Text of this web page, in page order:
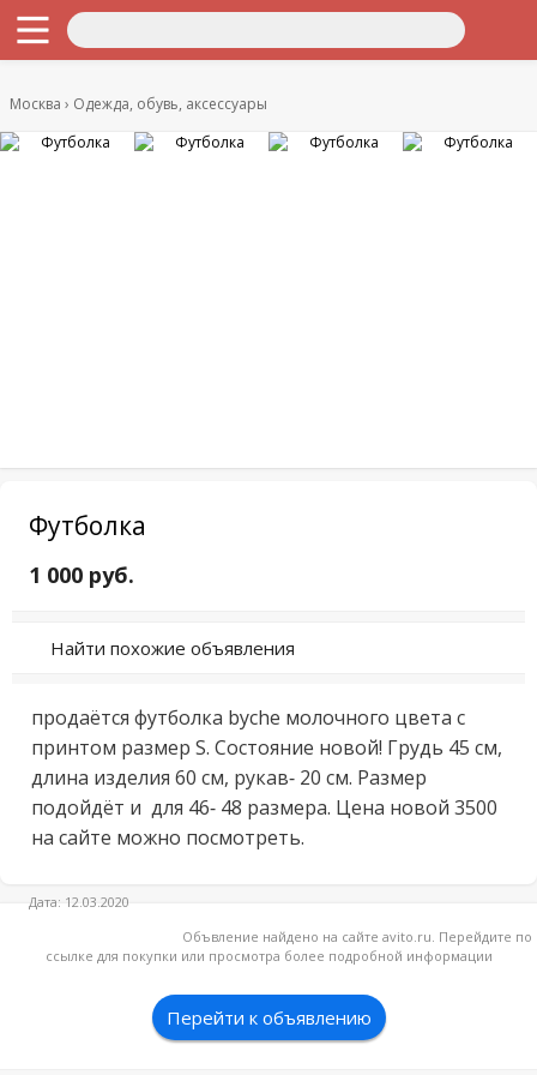
Москва Одежда, обувь, аксессуары
Футболка
1 000 руб.
Найти похожие объявления
продаётся футболка byche молочного цвета с
принтом размер S. Состояние новой! Грудь 45 см,
длина изделия 60 см, рукав- 20 см. Размер
подойдёт и  для 46- 48 размера. Цена новой 3500
на сайте можно посмотреть.
Дата: 12.03.2020
Объвление найдено на сайте avito.ru. Перейдите по
ссылке для покупки или просмотра более подробной информации
Перейти к объявлению